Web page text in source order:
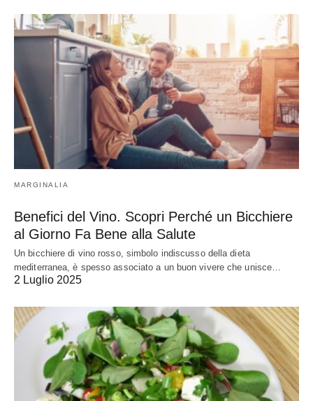
MARGINALIA
Benefici del Vino. Scopri Perché un Bicchiere
al Giorno Fa Bene alla Salute
Un bicchiere di vino rosso, simbolo indiscusso della dieta
mediterranea, è spesso associato a un buon vivere che unisce…
2 Luglio 2025